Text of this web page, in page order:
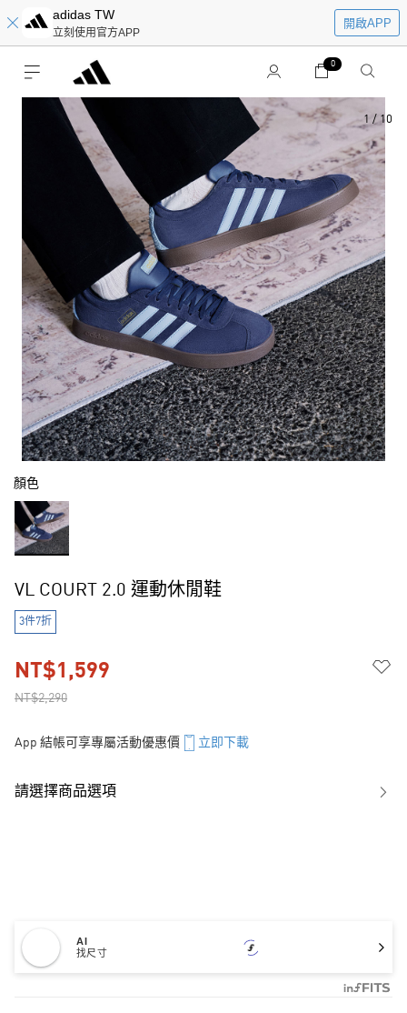
adidas TW
立刻使用官方APP
開啟APP
0
1 / 10
顏色
VL COURT 2.0 運動休閒鞋
3件7折
NT$2,290
NT$1,599
App 結帳可享專屬活動優惠價 立即下載
請選擇商品選項
AI
找尺寸